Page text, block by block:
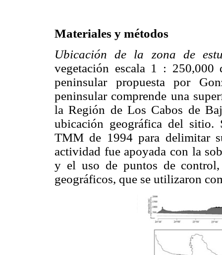
Materiales y métodos
Ubicación de la zona de
vegetación escala 1 :
peninsular propuesta por
peninsular comprende una
la Región de Los Cabos de
ubicación geográfica del
TMM de 1994 para delimitar
actividad fue apoyada con la
y el uso de puntos de control,
geográficos, que se utilizaron